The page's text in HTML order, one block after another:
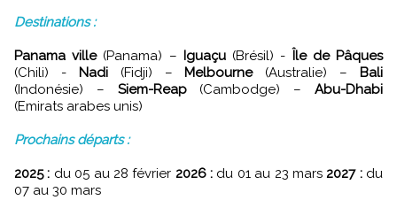
Destinations :
Panama ville(Panama) – Iguaçu(Brésil) -
Île de Pâques
(Chili) -
Nadi(Fidji) – Melbourne(Australie) –
Bali
(Indonésie) – Siem-Reap(Cambodge) –Abu-Dhabi
(Emirats arabes unis)
Prochains départs :
2025 : du 05 au 28 février 2026 : du 01 au 23 mars 2027 :du
07 au 30 mars